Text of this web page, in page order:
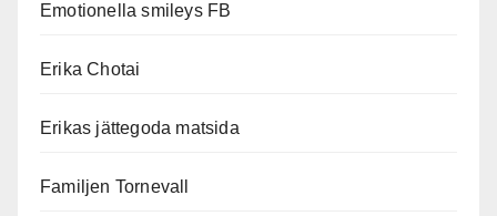
Emotionella smileys FB
Erika Chotai
Erikas jättegoda matsida
Familjen Tornevall